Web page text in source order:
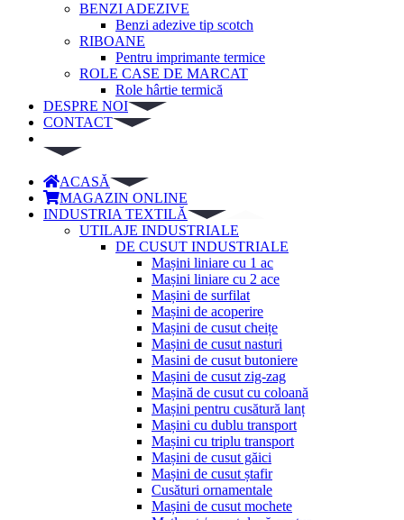
BENZI ADEZIVE
Benzi adezive tip scotch
RIBOANE
Pentru imprimante termice
ROLE CASE DE MARCAT
Role hârtie termică
DESPRE NOI
CONTACT
ACASĂ
MAGAZIN ONLINE
INDUSTRIA TEXTILĂ
UTILAJE INDUSTRIALE
DE CUSUT INDUSTRIALE
Mașini liniare cu 1 ac
Mașini liniare cu 2 ace
Mașini de surfilat
Mașini de acoperire
Mașini de cusut cheițe
Mașini de cusut nasturi
Masini de cusut butoniere
Mașini de cusut zig-zag
Mașină de cusut cu coloană
Mașini pentru cusătură lanț
Mașini cu dublu transport
Mașini cu triplu transport
Mașini de cusut găici
Mașini de cusut ștafir
Cusături ornamentale
Mașini de cusut mochete